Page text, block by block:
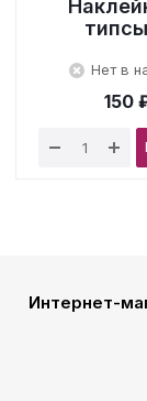
Нет в
150
Интернет-